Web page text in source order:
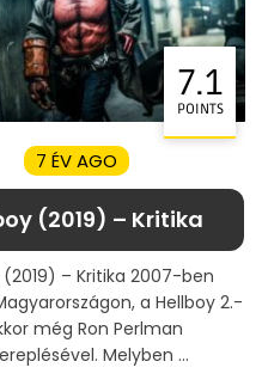
7.1
POINTS
7 ÉV AGO
(2019) – Kritika
(2019) – Kritika 2007-ben
a Hellboy 2.-
még Ron Perlman
Melyben ...